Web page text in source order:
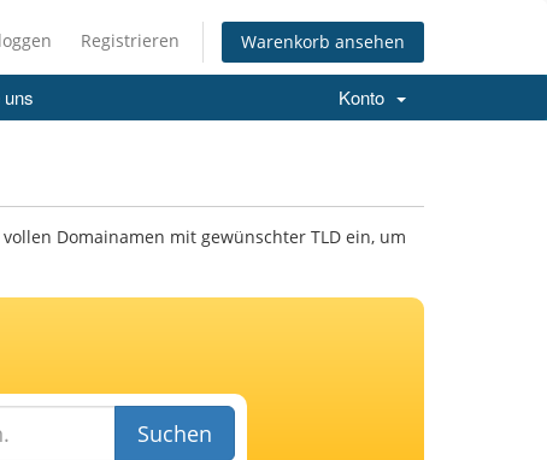
Registrieren Warenkorb ansehen
Konto
Domainamen mit gewünschter TLD ein, um
Suchen